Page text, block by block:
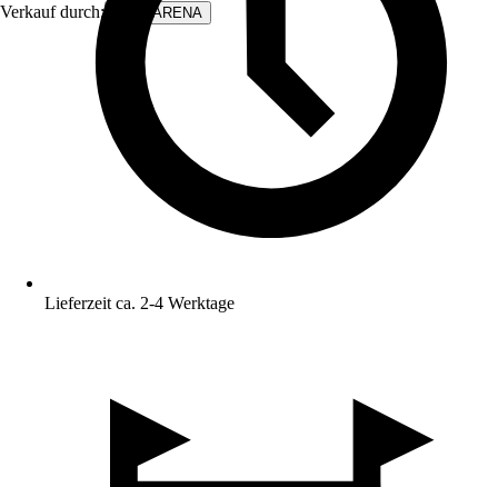
Verkauf durch: WALLARENA
Lieferzeit ca. 2-4 Werktage